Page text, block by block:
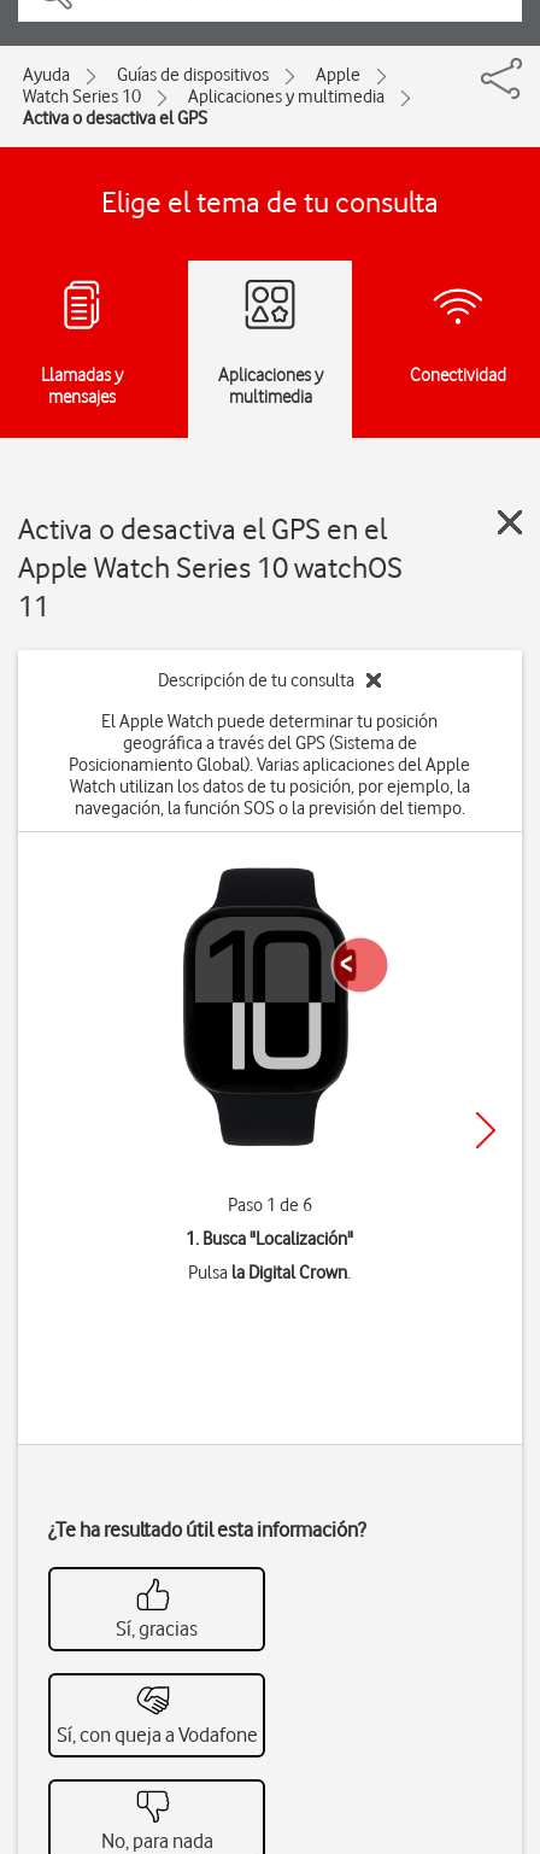
Ayuda Guías de dispositivos
Apple
Watch Series 10
Aplicaciones y multimedia
Activa o desactiva el GPS
Elige el tema de tu consulta
Llamadas y
mensajes
Aplicaciones y
multimedia
Conectividad
Activa o desactiva el GPS en el
Apple Watch Series 10 watchOS
11
Descripción de tu consulta
El Apple Watch puede determinar tu posición
geográfica a través del GPS (Sistema de
Posicionamiento Global). Varias aplicaciones del Apple
Watch utilizan los datos de tu posición, por ejemplo, la
navegación, la función SOS o la previsión del tiempo.
Paso 1 de 6
1. Busca "Localización"
Pulsa la Digital Crown.
¿Te ha resultado útil esta información?
Sí, gracias
Sí, con queja a Vodafone
No, para nada